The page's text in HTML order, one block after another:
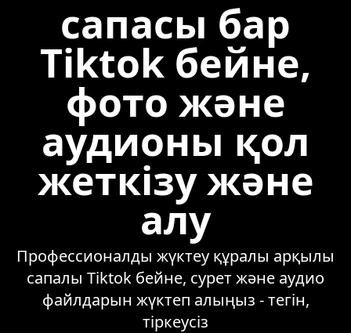
сапасы бар
Tiktok бейне,
фото және
аудионы қол
жеткізу және
алу
Профессионалды жүктеу құралы арқылы
сапалы Tiktok бейне, сурет және аудио
файлдарын жүктеп алыңыз - тегін,
тіркеусіз